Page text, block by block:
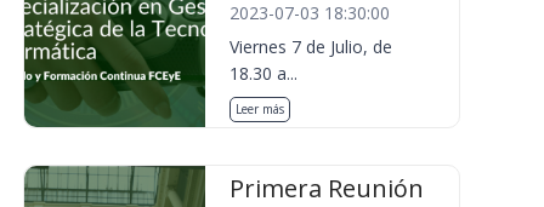
2023-07-03 18:30:00
Viernes 7 de Julio, de
18.30 a...
Leer más
Primera Reunión